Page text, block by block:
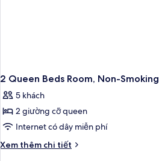
2 Queen Beds Room, Non-Smoking
5 khách
2 giường cỡ queen
Internet có dây miễn phí
Xem thêm chi tiết
Chi